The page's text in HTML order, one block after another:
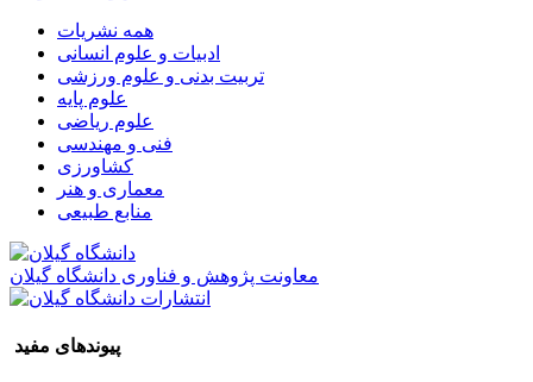
همه نشریات
ادبیات و علوم انسانی
تربیت بدنی و علوم ورزشی
علوم پایه
علوم ریاضی
فنی و مهندسی
کشاورزی
معماری و هنر
منابع طبیعی
معاونت پژوهش و فناوری دانشگاه گیلان
پیوندهای مفید